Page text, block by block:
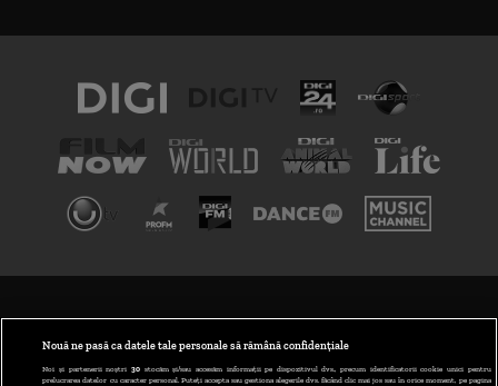
Nouă ne pasă ca datele tale personale să rămână confidențiale
Noi și partenerii noștri 30stocăm și/sau accesăm informații pe dispozitivul dvs., precum identificatorii cookie unici pentru
prelucrarea datelor cu caracter personal. Puteți accepta sau gestiona alegerile dvs. făcând clic mai jos sau în orice moment, pe pagina